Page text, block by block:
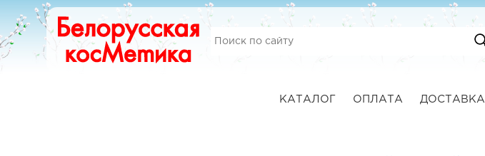
КАТАЛОГ ОПЛАТА ДОСТАВКА